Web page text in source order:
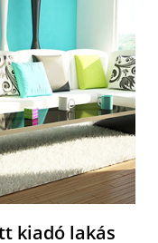
kiadó lakás